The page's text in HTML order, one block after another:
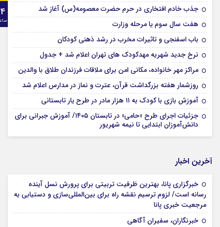
جذب خادم افتخاری در حرم حضرت معصومه(س) آغاز شد
هفت سال سوم یا مرحله وزارت
باب اسفنجی و تاثیرات مخرب در رشد ذهنی کودکان
نرخ جدید شهریه مهدکودک های تهران اعلام شد + جدول
مراکز مهر خانواده، مکانی امن برای ملاقات فرزندان طلاق با والدین
روزشمار هفته بزرگداشت قرآن، عترت و نماز در مدارس اعلام شد
آموزش بازی با کودک به ۱۱ هزار مادر در طرح یار تابستانی
جزئیات اجرای طرح «حامی» در تابستان ۱۴۰۵/ آموزش جبرانی برای
دانش‌آموزان ابتدایی تا نیمه شهریور
آخرین اخبار
خبرگزاری پانا، بهترین ظرفیت تربیتی برای پرورش نسل آینده
رسانه است/ لزوم ترسیم نقشه راه برای بین‌المللی‌سازی و دستیابی به
مرجعیت خبری پانا
خبرنگاران، سفیران آگاهی